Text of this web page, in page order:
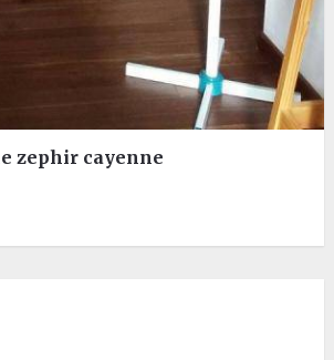
zephir cayenne